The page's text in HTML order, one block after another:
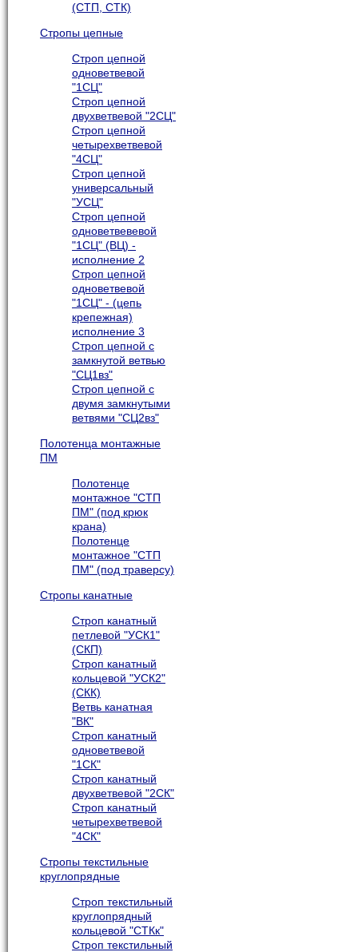
(СТП, СТК)
Стропы цепные
Строп цепной
одноветвевой
"1СЦ"
Строп цепной
двухветвевой "2СЦ"
Строп цепной
четырехветвевой
"4СЦ"
Строп цепной
универсальный
"УСЦ"
Строп цепной
одноветвевевой
"1СЦ" (ВЦ) -
исполнение 2
Строп цепной
одноветвевой
"1СЦ" - (цепь
крепежная)
исполнение 3
Строп цепной с
замкнутой ветвью
"СЦ1вз"
Строп цепной с
двумя замкнутыми
ветвями "СЦ2вз"
Полотенца монтажные
ПМ
Полотенце
монтажное "СТП
ПМ" (под крюк
крана)
Полотенце
монтажное "СТП
ПМ" (под траверсу)
Стропы канатные
Строп канатный
петлевой "УСК1"
(СКП)
Строп канатный
кольцевой "УСК2"
(СКК)
Ветвь канатная
"ВК"
Строп канатный
одноветвевой
"1СК"
Строп канатный
двухветвевой "2СК"
Строп канатный
четырехветвевой
"4СК"
Стропы текстильные
круглопрядные
Строп текстильный
круглопрядный
кольцевой "СТКк"
Строп текстильный